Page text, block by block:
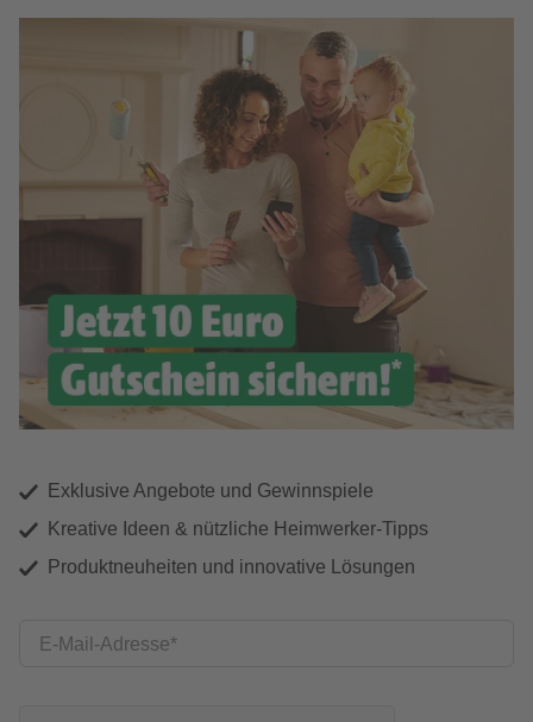
Exklusive Angebote und Gewinnspiele
Kreative Ideen & nützliche Heimwerker-Tipps
Produktneuheiten und innovative Lösungen
E-Mail-Adresse